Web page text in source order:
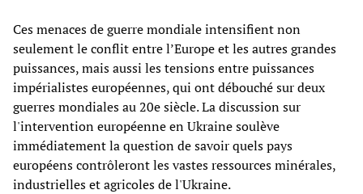
Ces menaces de guerre mondiale intensifient non
seulement le conflit entre l’Europe et les autres grandes
puissances, mais aussi les tensions entre puissances
impérialistes européennes, qui ont débouché sur deux
guerres mondiales au 20e siècle. La discussion sur
l'intervention européenne en Ukraine soulève
immédiatement la question de savoir quels pays
européens contrôleront les vastes ressources minérales,
industrielles et agricoles de l'Ukraine.